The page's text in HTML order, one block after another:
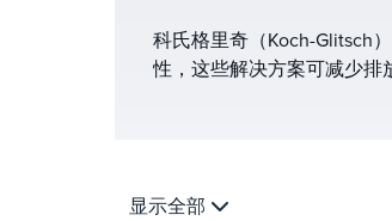
科氏格里奇（Koch-Glitsch
性，这些解决方案可减少排
显示全部